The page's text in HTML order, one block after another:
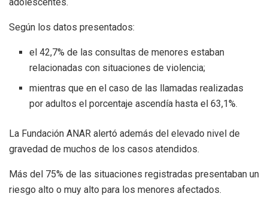
Según los datos presentados:
el 42,7% de las consultas de menores estaban
relacionadas con situaciones de violencia;
mientras que en el caso de las llamadas realizadas
por adultos el porcentaje ascendía hasta el 63,1%.
La Fundación ANAR alertó además del elevado nivel de
gravedad de muchos de los casos atendidos.
Más del 75% de las situaciones registradas presentaban un
riesgo alto o muy alto para los menores afectados.